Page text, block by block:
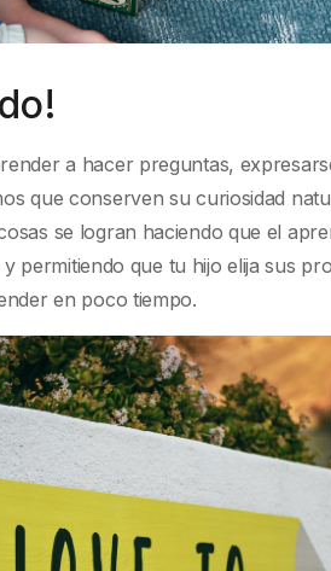
a hacer preguntas,
que conserven su curiosidad
se logran haciendo que el
permitiendo que tu hijo elija sus
en poco tiempo.